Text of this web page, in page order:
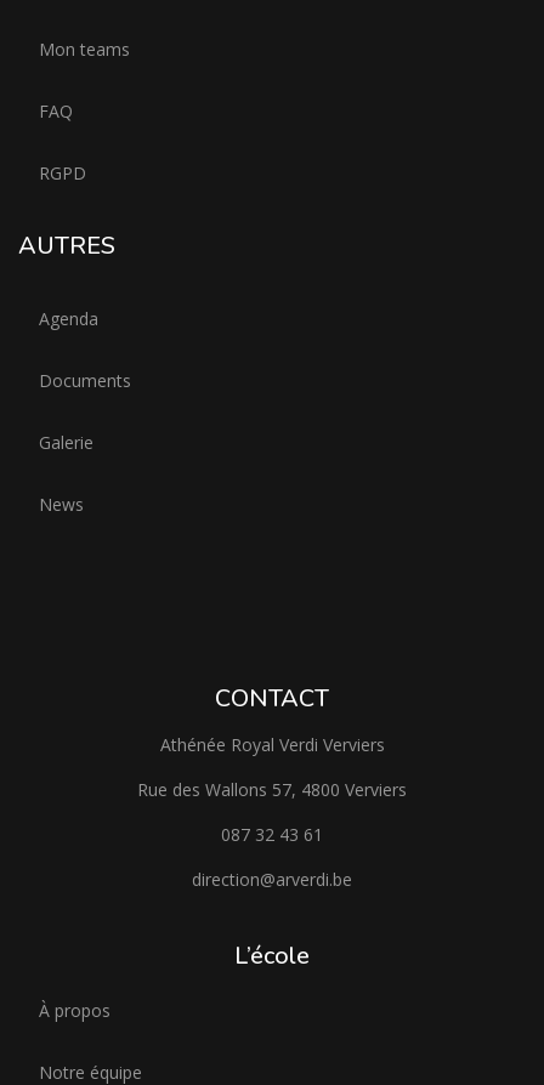
Mon teams
FAQ
RGPD
AUTRES
Agenda
Documents
Galerie
News
CONTACT
Athénée Royal Verdi Verviers
Rue des Wallons 57, 4800 Verviers
087 32 43 61
direction@arverdi.be
L’école
À propos
Notre équipe